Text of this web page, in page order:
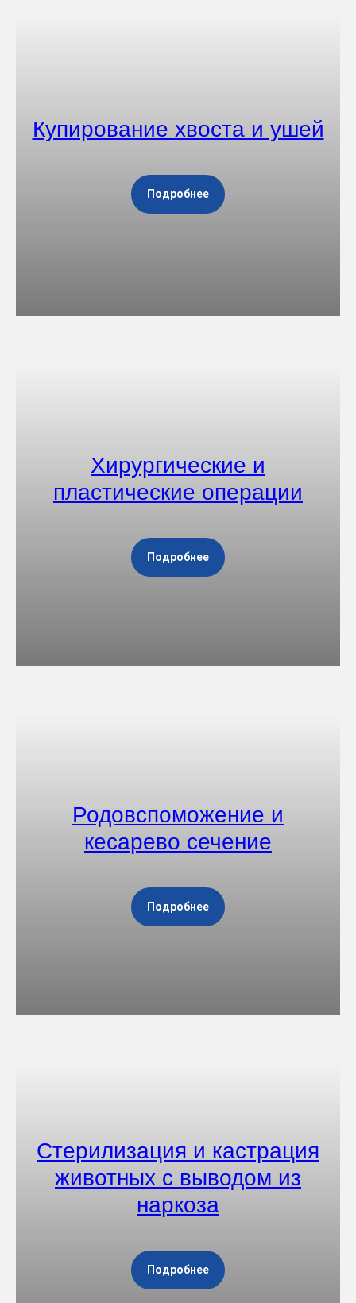
Купирование хвоста и ушей
Подробнее
Хирургические и
пластические операции
Подробнее
Родовспоможение и
кесарево сечение
Подробнее
Стерилизация и кастрация
животных с выводом из
наркоза
Подробнее